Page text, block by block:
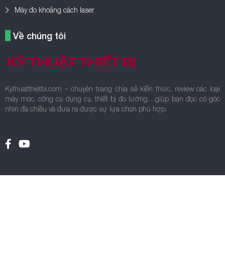
Máy đo khoảng cách laser
Về chúng tôi
Kythuatthietbi.com – chuyên trang chia sẻ kiến thức, review các loại
máy móc, công cụ dụng cụ, thiết bị đo lường…giúp bạn đọc có góc
nhìn đa chiều và đưa ra được sự lựa chọn phù hợp.